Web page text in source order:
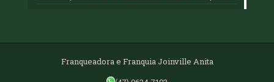
Franqueadora e Franquia Joinville Anita